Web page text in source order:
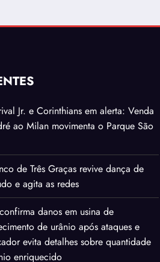
Jr. e Corinthians em alerta: Venda
ao Milan movimenta o Parque São
de Três Graças revive dança de
e agita as redes
danos em usina de
de urânio após ataques e
evita detalhes sobre quantidade
enriquecido